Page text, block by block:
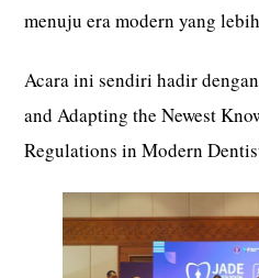
menuju era modern yang
Acara ini sendiri hadir
and Adapting the Newest
Regulations in Modern